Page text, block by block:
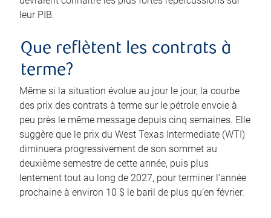
leur PIB.
Que reflètent les contrats à
terme?
Même si la situation évolue au jour le jour, la courbe
des prix des contrats à terme sur le pétrole envoie à
peu près le même message depuis cinq semaines. Elle
suggère que le prix du West Texas Intermediate (WTI)
diminuera progressivement de son sommet au
deuxième semestre de cette année, puis plus
lentement tout au long de 2027, pour terminer l’année
prochaine à environ 10 $ le baril de plus qu’en février.